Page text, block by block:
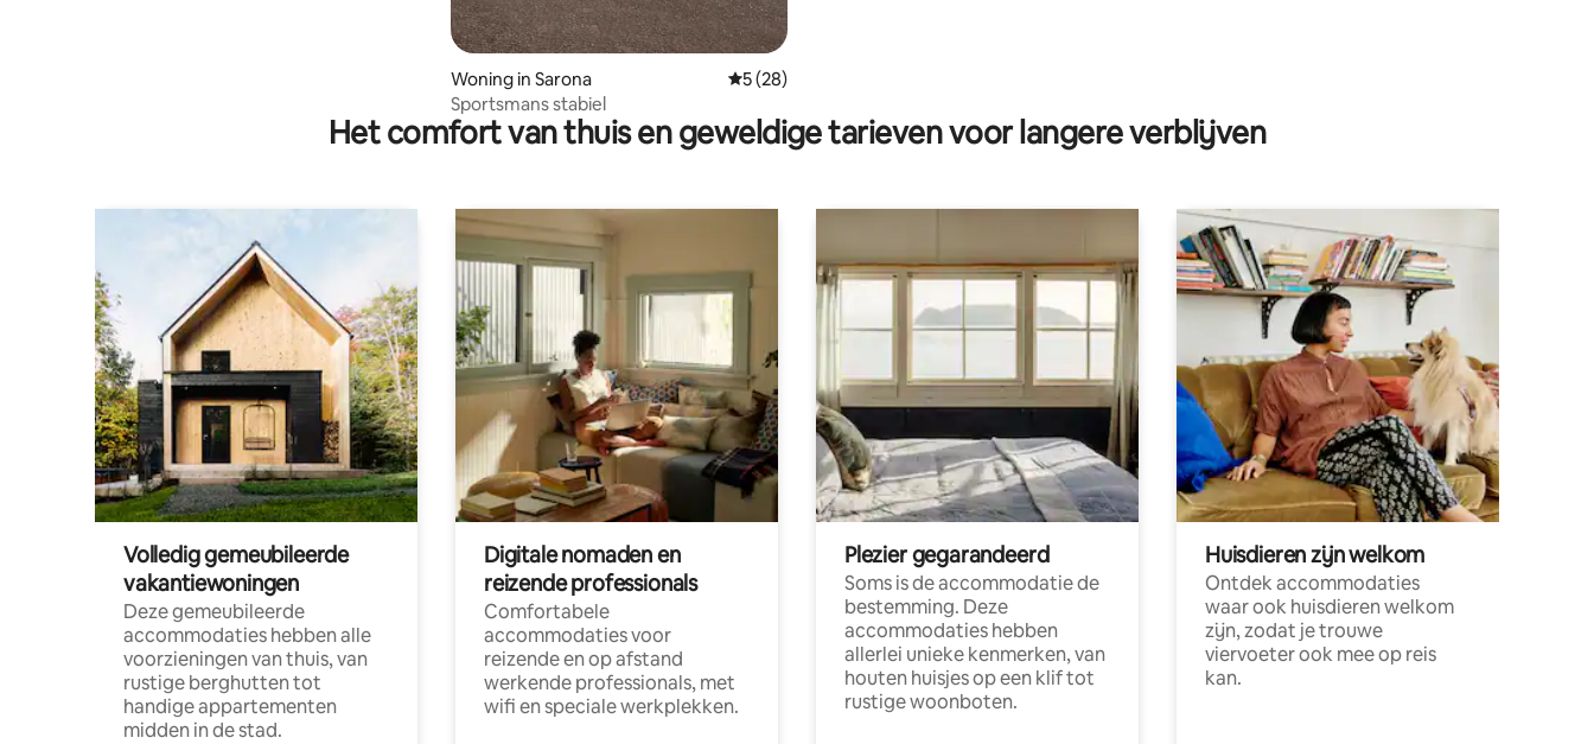
Woning in Sarona Gemiddelde beoordeling van 5 op 5, 28 recensies
5 (28)
Sportsmans stabiel
Het comfort van thuis en geweldige tarieven voor langere verblijven
Volledig gemeubileerde
vakantiewoningen
Deze gemeubileerde
accommodaties hebben alle
voorzieningen van thuis, van
rustige berghutten tot
handige appartementen
midden in de stad.
Digitale nomaden en
reizende professionals
Comfortabele
accommodaties voor
reizende en op afstand
werkende professionals, met
wifi en speciale werkplekken.
Plezier gegarandeerd
Soms is de accommodatie de
bestemming. Deze
accommodaties hebben
allerlei unieke kenmerken, van
houten huisjes op een klif tot
rustige woonboten.
Huisdieren zijn welkom
Ontdek accommodaties
waar ook huisdieren welkom
zijn, zodat je trouwe
viervoeter ook mee op reis
kan.